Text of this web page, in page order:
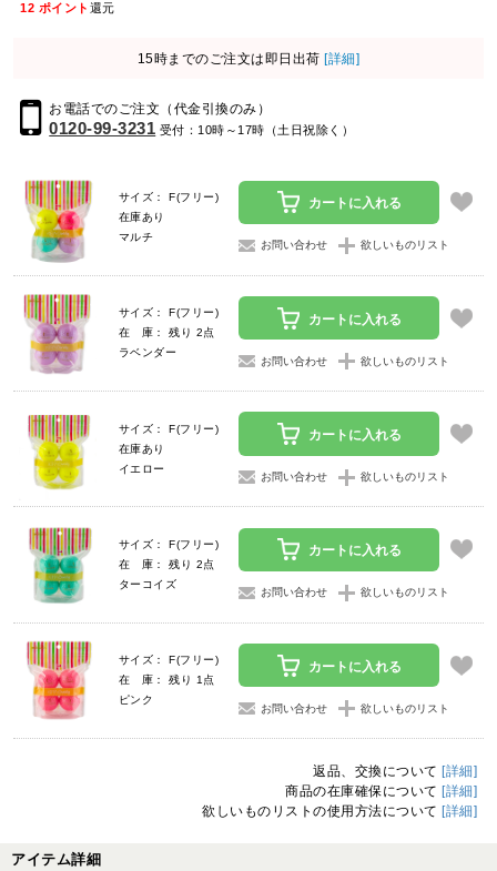
12 ポイント 還元
15時までのご注文は即日出荷 [詳細]
お電話でのご注文（代金引換のみ）
0120-99-3231 受付：10時～17時（土日祝除く）
サイズ： F(フリー)
在庫あり
マルチ
カートに入れる
お問い合わせ 欲しいものリスト
サイズ： F(フリー)
在 庫： 残り 2点
ラベンダー
カートに入れる
お問い合わせ 欲しいものリスト
サイズ： F(フリー)
在庫あり
イエロー
カートに入れる
お問い合わせ 欲しいものリスト
サイズ： F(フリー)
在 庫： 残り 2点
ターコイズ
カートに入れる
お問い合わせ 欲しいものリスト
サイズ： F(フリー)
在 庫： 残り 1点
ピンク
カートに入れる
お問い合わせ 欲しいものリスト
返品、交換について [詳細]
商品の在庫確保について [詳細]
欲しいものリストの使用方法について [詳細]
アイテム詳細